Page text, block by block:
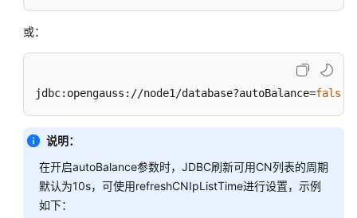
（分
数
据
系
统
概
或：
jdbc:opengauss://node1/database?autoBalance=false
说明：
在开启autoBalance参数时，JDBC刷新可用CN列表的周期
默认为10s，可使用refreshCNIpListTime进行设置，示例
如下：